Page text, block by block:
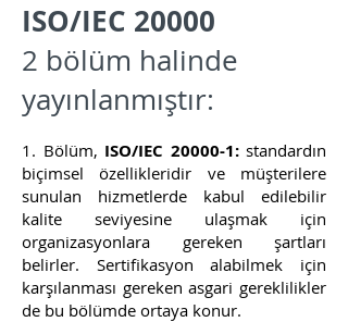
ISO/IEC 20000
2 bölüm halinde
yayınlanmıştır:
1. Bölüm, ISO/IEC 20000-1: standardın
biçimsel özellikleridir ve müşterilere
sunulan hizmetlerde kabul edilebilir
kalite seviyesine ulaşmak için
organizasyonlara gereken şartları
belirler. Sertifikasyon alabilmek için
karşılanması gereken asgari gereklilikler
de bu bölümde ortaya konur.